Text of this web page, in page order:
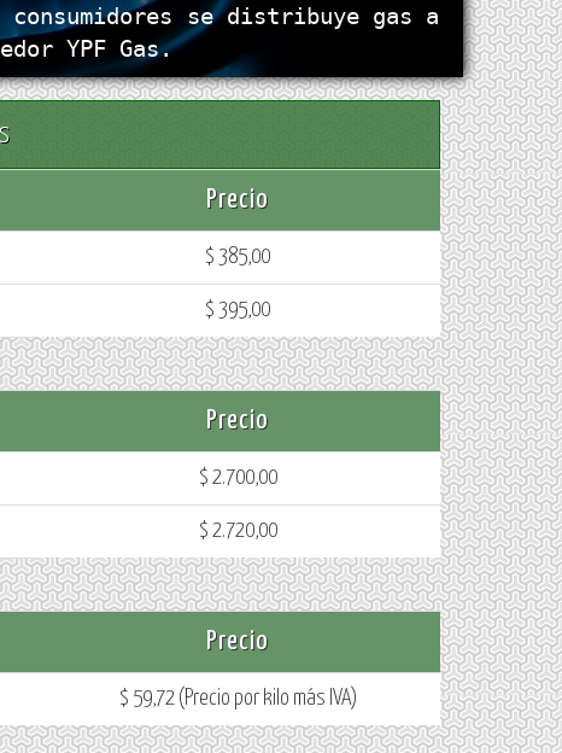
se distribuye gas a
YPF Gas.
Precio
$ 385,00
$ 395,00
Precio
$ 2.700,00
$ 2.720,00
Precio
$ 59,72 (Precio por kilo más IVA)